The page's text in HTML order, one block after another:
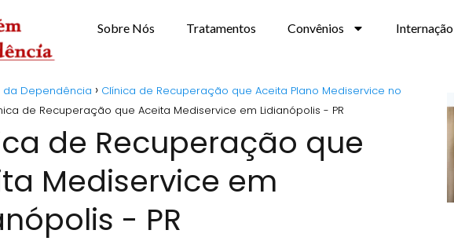
Sobre Nós Tratamentos Convênios Internação
da Dependência
Clínica de Recuperação que Aceita Plano Mediservice no
de Recuperação que Aceita Mediservice em Lidianópolis - PR
de Recuperação que
Mediservice em
- PR